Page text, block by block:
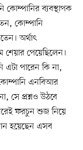
কোম্পানির ব্যবস্থাপক
কোম্পানি
অর্থাৎ
পেয়েছিলেন।
এটা পারেন কি না,
এনবিআর
সে প্রশ্নও উঠবে
ফরচুন শুজ নিয়ে
হয়েছেন এসব